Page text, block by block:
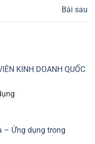
Bài sau
KINH DOANH QUỐC
– Ứng dụng trong